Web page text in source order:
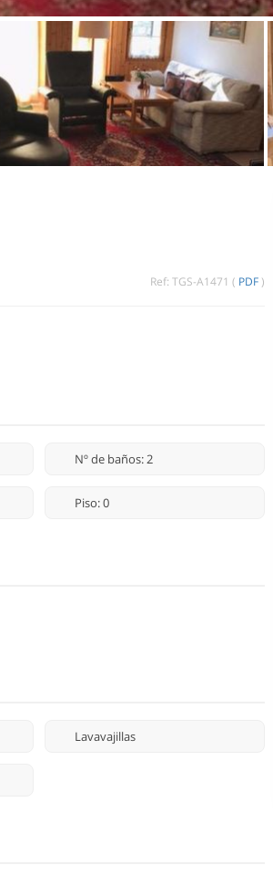
Ref: TGS-A1471 ( PDF )
Nº de baños: 2
Piso: 0
Lavavajillas